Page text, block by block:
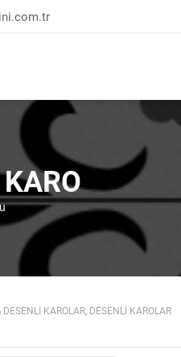
DESENLI KAROLAR DESENLI KAROLAR